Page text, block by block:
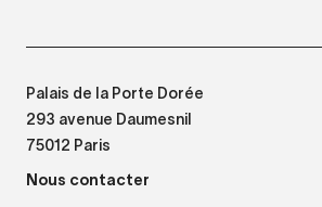
Palais de la Porte Dorée
293 avenue Daumesnil
75012 Paris
Nous contacter